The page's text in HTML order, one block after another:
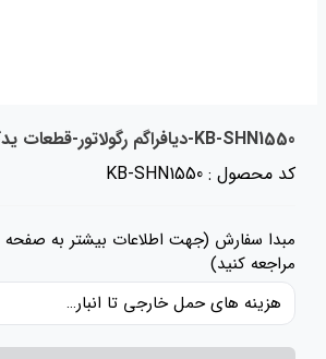
KB-SHN1550-دیافراگم رگولاتور-قطعات یدکی KGK ژاپن
کد محصول : KB-SHN1550
مبدا سفارش (جهت اطلاعات بیشتر به
مراجعه کنید)
هزینه های حمل خارجی تا انبار ایران، حقوق گمرکی و عوارض و مالیات و سایر هزینه های کالا به قیمت ریالی کالا اضافه شده است و حمل داخلی رایگان می باشد.